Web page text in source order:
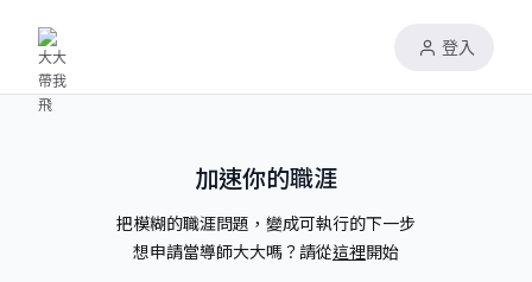
登入
加速你的職涯
把模糊的職涯問題，變成可執行的下一步
想申請當導師大大嗎？請從這裡開始